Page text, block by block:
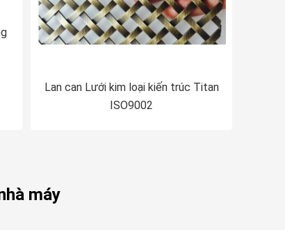
Lan can Lưới kim loại kiến ​​trúc Titan
ISO9002
máy